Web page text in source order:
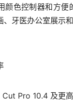
颜色控制器和方
、牙医办公室展示
Cut Pro 10.4 及更